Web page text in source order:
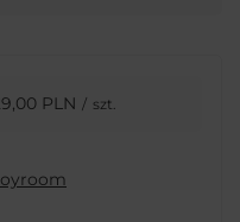
PLN / szt.